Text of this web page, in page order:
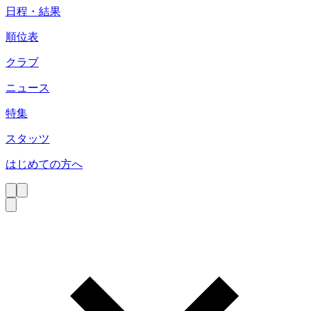
日程・結果
順位表
クラブ
ニュース
特集
スタッツ
はじめての方へ